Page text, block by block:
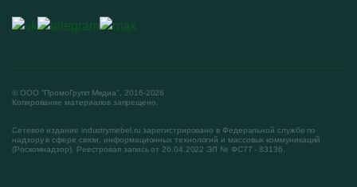
© ООО "ПромоГрупп Медиа", 2016-2026
Копирование материалов запрещено.
Сетевое издание industrymebel.ru зарегистрировано в Федеральной службе по
надзору в сфере связи, информационных технологий и массовых коммуникаций
(Роскомнадзор). Реестровая запись от 26.04.2022 ЭЛ № ФС77 - 83136.